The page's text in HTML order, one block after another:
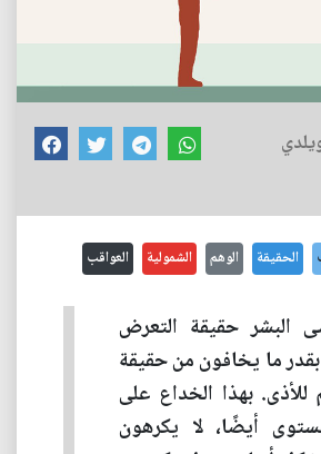
الحقيقة الوهم الشمولية العواقب
البشر حقيقة التعرض
ما يخافون من حقيقة
بهذا الخداع على
أيضًا، لا يكرهون